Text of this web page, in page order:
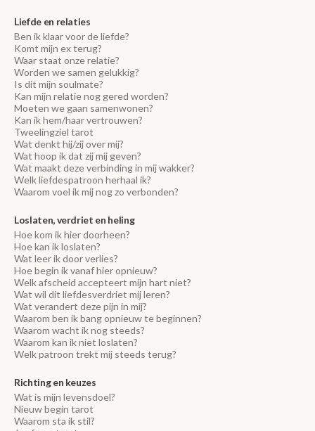
Liefde en relaties
Ben ik klaar voor de liefde?
Komt mijn ex terug?
Waar staat onze relatie?
Worden we samen gelukkig?
Is dit mijn soulmate?
Kan mijn relatie nog gered worden?
Moeten we gaan samenwonen?
Kan ik hem/haar vertrouwen?
Tweelingziel tarot
Wat denkt hij/zij over mij?
Wat hoop ik dat zij mij geven?
Wat maakt deze verbinding in mij wakker?
Welk liefdespatroon herhaal ik?
Waarom voel ik mij nog zo verbonden?
Loslaten, verdriet en heling
Hoe kom ik hier doorheen?
Hoe kan ik loslaten?
Wat leer ik door verlies?
Hoe begin ik vanaf hier opnieuw?
Welk afscheid accepteert mijn hart niet?
Wat wil dit liefdesverdriet mij leren?
Wat verandert deze pijn in mij?
Waarom ben ik bang opnieuw te beginnen?
Waarom wacht ik nog steeds?
Waarom kan ik niet loslaten?
Welk patroon trekt mij steeds terug?
Richting en keuzes
Wat is mijn levensdoel?
Nieuw begin tarot
Waarom sta ik stil?